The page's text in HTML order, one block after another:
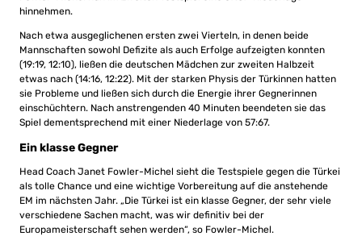
hinnehmen.
Nach etwa ausgeglichenen ersten zwei Vierteln, in denen beide
Mannschaften sowohl Defizite als auch Erfolge aufzeigten konnten
(19:19, 12:10), ließen die deutschen Mädchen zur zweiten Halbzeit
etwas nach (14:16, 12:22). Mit der starken Physis der Türkinnen hatten
sie Probleme und ließen sich durch die Energie ihrer Gegnerinnen
einschüchtern. Nach anstrengenden 40 Minuten beendeten sie das
Spiel dementsprechend mit einer Niederlage von 57:67.
Ein klasse Gegner
Head Coach Janet Fowler-Michel sieht die Testspiele gegen die Türkei
als tolle Chance und eine wichtige Vorbereitung auf die anstehende
EM im nächsten Jahr. „Die Türkei ist ein klasse Gegner, der sehr viele
verschiedene Sachen macht, was wir definitiv bei der
Europameisterschaft sehen werden“, so Fowler-Michel.